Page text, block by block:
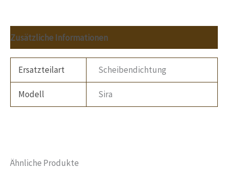
Zusätzliche Informationen
Ersatzteilart Scheibendichtung
Modell Sira
Ähnliche Produkte